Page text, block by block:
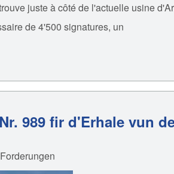
juste à côté de l'actuelle usine
de 4'500 signatures, un
989 fir d'Erhale vun
Forderungen